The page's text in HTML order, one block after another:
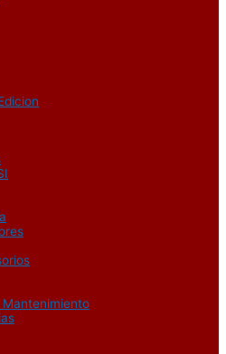
Mantenimiento